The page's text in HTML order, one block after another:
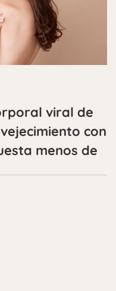
viral de
con
menos de